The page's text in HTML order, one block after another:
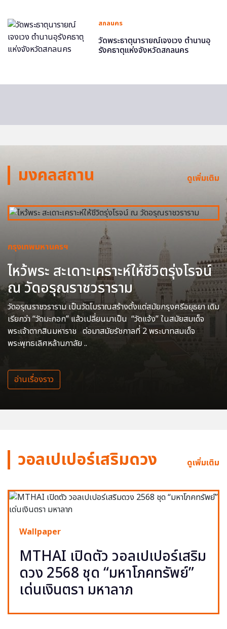
สกลนคร
วัดพระธาตุนารายณ์เจงเวง ตำนานอุ
รังคธาตุแห่งจังหวัดสกลนคร
มงคลสถาน ดูเพิ่มเติม
กรุงเทพมหานครฯ
ไหว้พระ สะเดาะเคราะห์ให้ชีวิตรุ่งโรจน์
ณ วัดอรุณราชวราราม
วัดอรุณราชวราราม เป็นวัดโบราณสร้างตั้งแต่สมัยกรุงศรีอยุธยา เดิม
เรียกว่า “วัดมะกอก” แล้วเปลี่ยนมาเป็น “วัดแจ้ง” ในสมัยสมเด็จ
พระเจ้าตากสินมหาราช ต่อมาสมัยรัชกาลที่ 2 พระบาทสมเด็จ
พระพุทธเลิศหล้านภาลัย ..
อ่านเรื่องราว
วอลเปเปอร์เสริมดวง ดูเพิ่มเติม
Wallpaper
MTHAI เปิดตัว วอลเปเปอร์เสริม
ดวง 2568 ชุด “มหาโภคทรัพย์”
เด่นเงินตรา มหาลาภ